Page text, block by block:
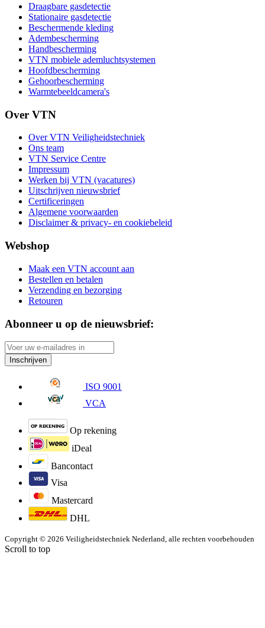
Draagbare gasdetectie
Stationaire gasdetectie
Beschermende kleding
Adembescherming
Handbescherming
VTN mobiele ademluchtsystemen
Hoofdbescherming
Gehoorbescherming
Warmtebeeldcamera's
Over VTN
Over VTN Veiligheidstechniek
Ons team
VTN Service Centre
Impressum
Werken bij VTN (vacatures)
Uitschrijven nieuwsbrief
Certificeringen
Algemene voorwaarden
Disclaimer & privacy- en cookiebeleid
Webshop
Maak een VTN account aan
Bestellen en betalen
Verzending en bezorging
Retouren
Abonneer u op de nieuwsbrief:
Inschrijven
ISO 9001
VCA
Op rekening
iDeal
Bancontact
Visa
Mastercard
DHL
Copyright © 2026 Veiligheidstechniek Nederland, alle rechten voorbehouden
Scroll to top